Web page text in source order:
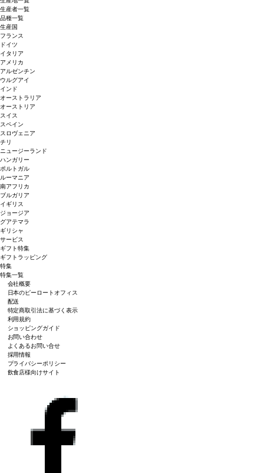
生産者一覧
品種一覧
生産国
フランス
ドイツ
イタリア
アメリカ
アルゼンチン
ウルグアイ
インド
オーストラリア
オーストリア
スイス
スペイン
スロヴェニア
チリ
ニュージーランド
ハンガリー
ポルトガル
ルーマニア
南アフリカ
ブルガリア
イギリス
ジョージア
グアテマラ
ギリシャ
サービス
ギフト特集
ギフトラッピング
特集
特集一覧
会社概要
日本のピーロートオフィス
配送
特定商取引法に基づく表示
利用規約
ショッピングガイド
お問い合わせ
よくあるお問い合せ
採用情報
プライバシーポリシー
飲食店様向けサイト